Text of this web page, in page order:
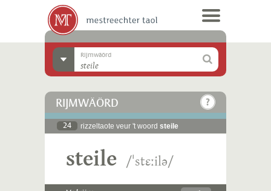
Rijmwäörd
RIJMWÄÖRD
24 rizzeltaote veur 't woord steile
steile /ˈstɛːilə/